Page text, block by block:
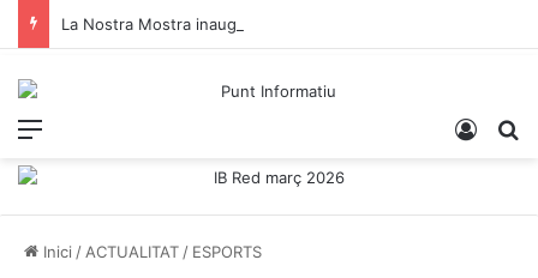
La Nostra Mostra inaugura «Sant Vicenç a la Fresca»
Menu
Inici / ACTUALITAT / ESPORTS